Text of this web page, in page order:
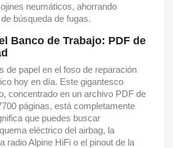
neumáticos, ahorrando
búsqueda de fugas.
Banco de Trabajo: PDF de
de papel en el foso de reparación
hoy en día. Este gigantesco
concentrado en un archivo PDF de
páginas, está completamente
que puedes buscar
eléctrico del airbag, la
radio Alpine HiFi o el pinout de la